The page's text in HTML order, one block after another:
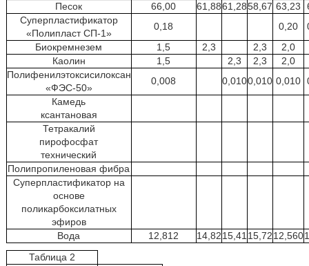
Песок
66,00 61,8861,2858,67 63,23
Суперпластификатор
«Полипласт СП-1»
0,18 0,20
Биокремнезем
1,5 2,3 2,3
2,0
Каолин
1,5 2,3 2,3
2,0
Полифенилэтоксисилоксан
«ФЭС-50»
0,008 0,0100,010 0,010
Камедь
ксантановая
Тетракалий
пирофосфат
технический
Полипропиленовая фибра
Суперпластификатор на
основе
поликарбоксилатных
эфиров
Вода
12,812 14,8215,41 15,7212,560
Таблица 2